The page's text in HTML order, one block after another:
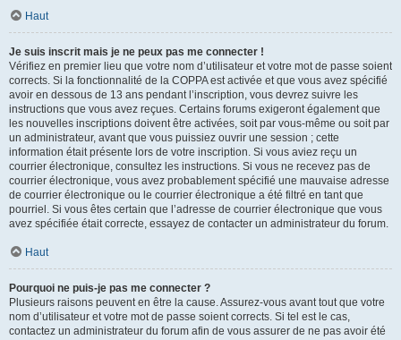
Haut
Je suis inscrit mais je ne peux pas me connecter !
Vérifiez en premier lieu que votre nom d’utilisateur et votre mot de passe soient
corrects. Si la fonctionnalité de la COPPA est activée et que vous avez spécifié
avoir en dessous de 13 ans pendant l’inscription, vous devrez suivre les
instructions que vous avez reçues. Certains forums exigeront également que
les nouvelles inscriptions doivent être activées, soit par vous-même ou soit par
un administrateur, avant que vous puissiez ouvrir une session ; cette
information était présente lors de votre inscription. Si vous aviez reçu un
courrier électronique, consultez les instructions. Si vous ne recevez pas de
courrier électronique, vous avez probablement spécifié une mauvaise adresse
de courrier électronique ou le courrier électronique a été filtré en tant que
pourriel. Si vous êtes certain que l’adresse de courrier électronique que vous
avez spécifiée était correcte, essayez de contacter un administrateur du forum.
Haut
Pourquoi ne puis-je pas me connecter ?
Plusieurs raisons peuvent en être la cause. Assurez-vous avant tout que votre
nom d’utilisateur et votre mot de passe soient corrects. Si tel est le cas,
contactez un administrateur du forum afin de vous assurer de ne pas avoir été